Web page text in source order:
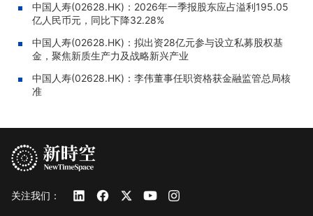
中国人寿(02628.HK)：2026年一季报股东应占溢利195.05
亿人民币元，同比下降32.28%
中国人寿(02628.HK)：拟出资28亿元参与设立私募股权基
金，聚焦新质生产力及战略新兴产业
中国人寿(02628.HK)：李伟董事任职资格获金融监管总局核
准
关注我们：